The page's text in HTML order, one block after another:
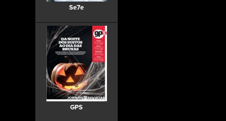
Se7e
GPS